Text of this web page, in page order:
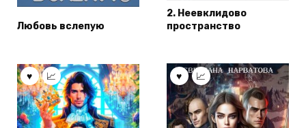
Любовь вслепую
2. Неевклидово
пространство